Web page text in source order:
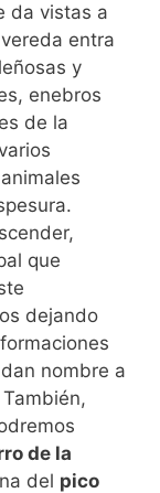
da vistas a
entra
y
enebros
de la
que
dejando
nombre a
de la
del pico